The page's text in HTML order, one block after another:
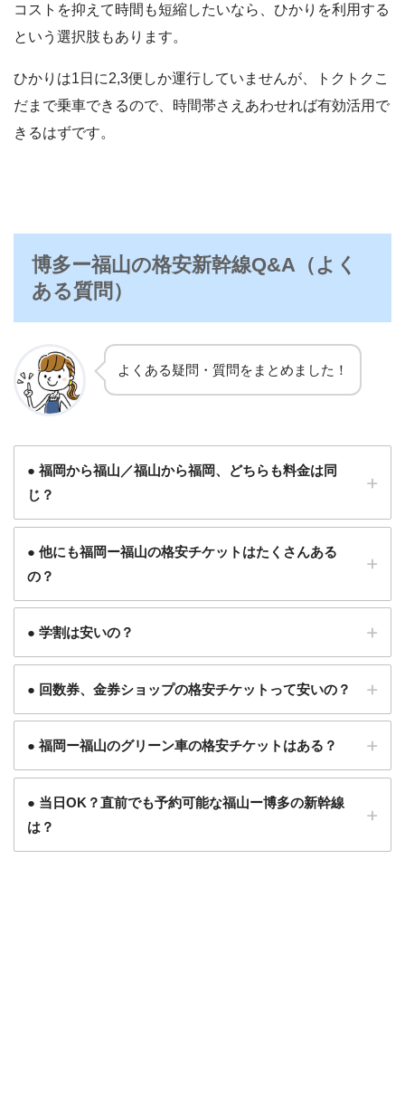
コストを抑えて時間も短縮したいなら、ひかりを利用する
という選択肢もあります。
ひかりは1日に2,3便しか運行していませんが、トクトクこ
だまで乗車できるので、時間帯さえあわせれば有効活用で
きるはずです。
博多ー福山の格安新幹線Q&A（よく
ある質問）
よくある疑問・質問をまとめました！
● 福岡から福山／福山から福岡、どちらも料金は同
じ？
● 他にも福岡ー福山の格安チケットはたくさんある
の？
● 学割は安いの？
● 回数券、金券ショップの格安チケットって安いの？
● 福岡ー福山のグリーン車の格安チケットはある？
● 当日OK？直前でも予約可能な福山ー博多の新幹線
は ？